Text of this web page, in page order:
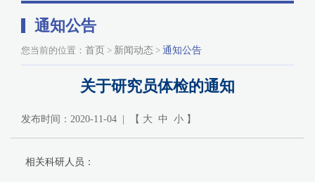
通知公告
您当前的位置： 首页 > 新闻动态 > 通知公告
关于研究员体检的通知
发布时间：2020-11-04 | 【 大 中 小 】
相关科研人员：